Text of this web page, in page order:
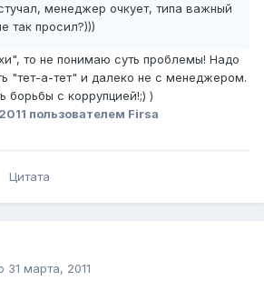
менеджер очкует, типа важный
так просил?)))
то не понимаю суть проблемы! Надо
"тет-а-тет" и далеко не с менеджером.
борьбы с коррупцией!;) )
пользователем Firsa
Цитата
31 марта, 2011